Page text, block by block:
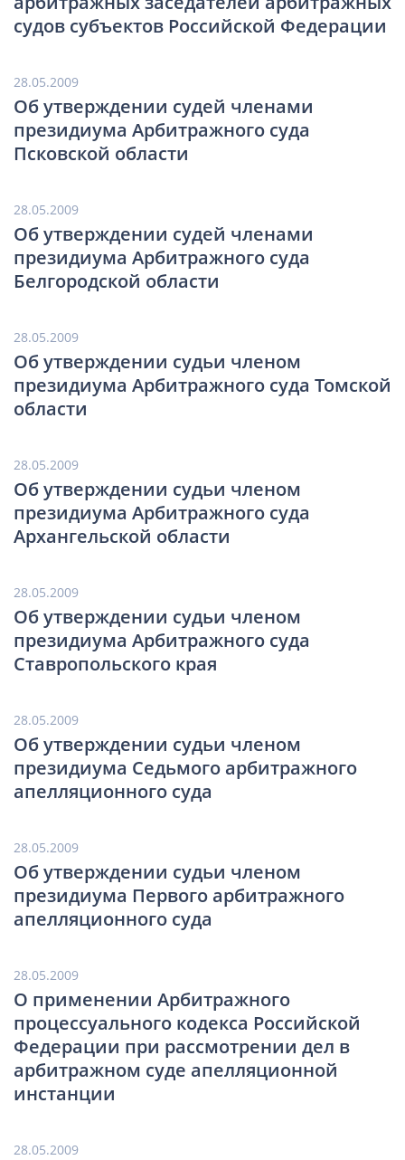
судов субъектов Российской Федерации
28.05.2009
Об утверждении судей членами
президиума Арбитражного суда
Псковской области
28.05.2009
Об утверждении судей членами
президиума Арбитражного суда
Белгородской области
28.05.2009
Об утверждении судьи членом
президиума Арбитражного суда Томской
области
28.05.2009
Об утверждении судьи членом
президиума Арбитражного суда
Архангельской области
28.05.2009
Об утверждении судьи членом
президиума Арбитражного суда
Ставропольского края
28.05.2009
Об утверждении судьи членом
президиума Седьмого арбитражного
апелляционного суда
28.05.2009
Об утверждении судьи членом
президиума Первого арбитражного
апелляционного суда
28.05.2009
О применении Арбитражного
процессуального кодекса Российской
Федерации при рассмотрении дел в
арбитражном суде апелляционной
инстанции
28.05.2009